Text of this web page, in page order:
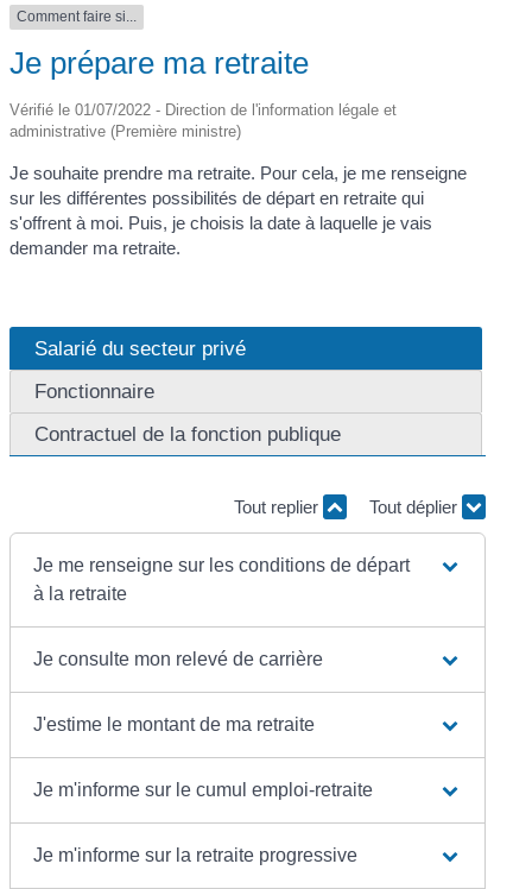
Comment faire si...
Je prépare ma retraite
Vérifié le 01/07/2022 - Direction de l'information légale et
administrative (Première ministre)
Je souhaite prendre ma retraite. Pour cela, je me renseigne
sur les différentes possibilités de départ en retraite qui
s'offrent à moi. Puis, je choisis la date à laquelle je vais
demander ma retraite.
Salarié du secteur privé
Fonctionnaire
Contractuel de la fonction publique
Tout replier Tout déplier
Je me renseigne sur les conditions de départ
à la retraite
Je consulte mon relevé de carrière
J'estime le montant de ma retraite
Je m'informe sur le cumul emploi-retraite
Je m'informe sur la retraite progressive